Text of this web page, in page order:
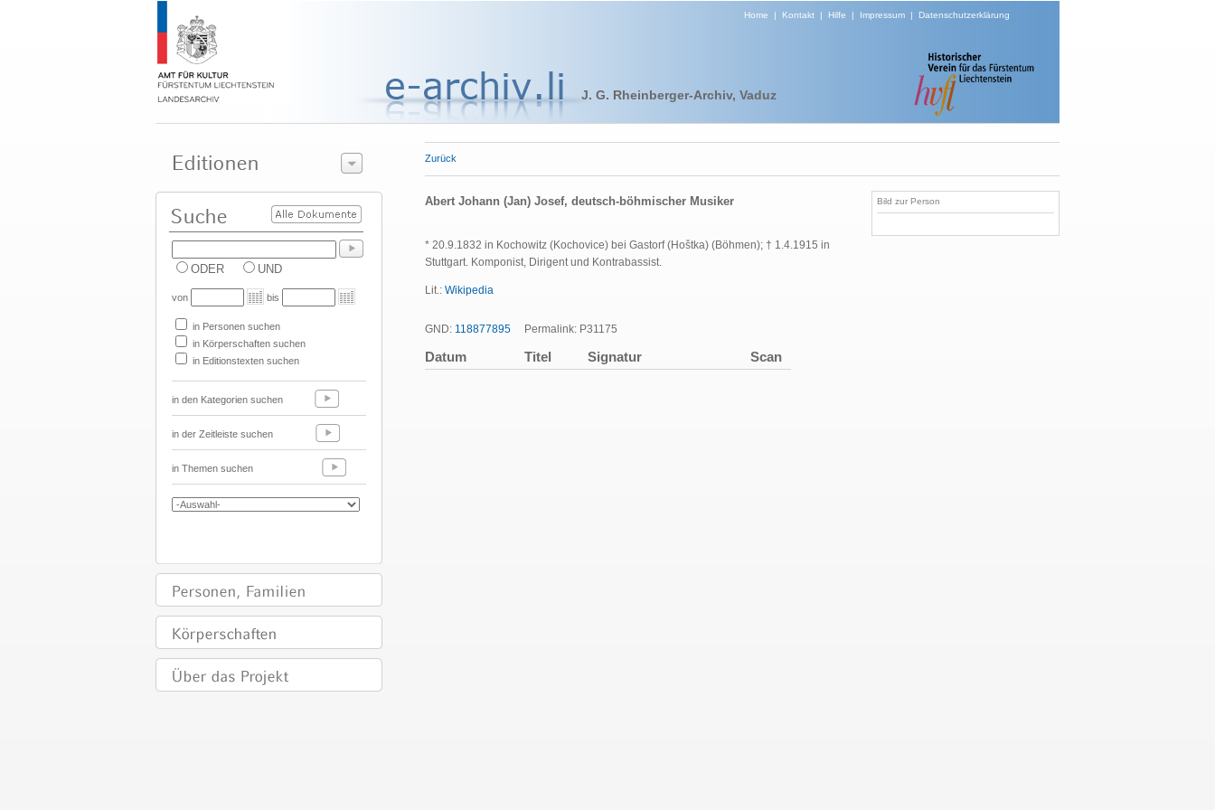
Home | Kontakt| Hilfe | Impressum| Datenschutzerklärung
J. G. Rheinberger-Archiv, Vaduz
ODER UND
von bis
in Personen suchen
in Körperschaften suchen
in Editionstexten suchen
in den Kategorien suchen
in der Zeitleiste suchen
in Themen suchen
Zurück
Abert Johann (Jan) Josef, deutsch-böhmischer Musiker
* 20.9.1832 in Kochowitz (Kochovice) bei Gastorf (Hoštka) (Böhmen); † 1.4.1915 in
Stuttgart. Komponist, Dirigent und Kontrabassist.
Lit.: Wikipedia
GND: 118877895 Permalink: P31175
Bild zur Person
Datum Titel Signatur Scan